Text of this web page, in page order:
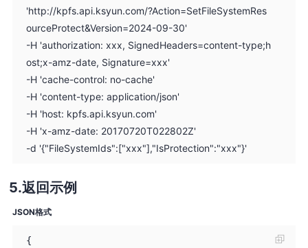
'http://kpfs.api.ksyun.com/?Action=SetFileSystemRes
ourceProtect&Version=2024-09-30'
-H 'authorization: xxx, SignedHeaders=content-type;h
ost;x-amz-date, Signature=xxx'
-H 'cache-control: no-cache'
-H 'content-type: application/json'
-H 'host: kpfs.api.ksyun.com'
-H 'x-amz-date: 20170720T022802Z'
-d '{"FileSystemIds":["xxx"],"IsProtection":"xxx"}'
返回示例
JSON格式
{